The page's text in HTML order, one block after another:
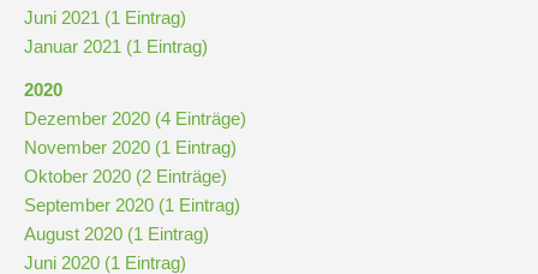
Anmeldung
Schülerbücherei
Hausordnung
Juni 2021 (1 Eintrag)
Januar 2021 (1 Eintrag)
2020
Dezember 2020 (4 Einträge)
November 2020 (1 Eintrag)
Oktober 2020 (2 Einträge)
September 2020 (1 Eintrag)
August 2020 (1 Eintrag)
Juni 2020 (1 Eintrag)